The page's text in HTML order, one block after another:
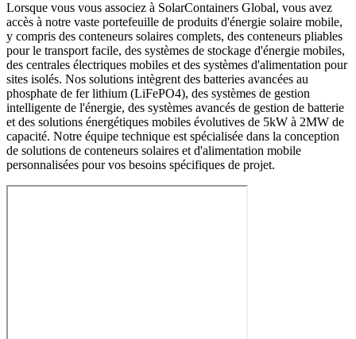
Lorsque vous vous associez à SolarContainers Global, vous avez
accès à notre vaste portefeuille de produits d'énergie solaire mobile,
y compris des conteneurs solaires complets, des conteneurs pliables
pour le transport facile, des systèmes de stockage d'énergie mobiles,
des centrales électriques mobiles et des systèmes d'alimentation pour
sites isolés. Nos solutions intègrent des batteries avancées au
phosphate de fer lithium (LiFePO4), des systèmes de gestion
intelligente de l'énergie, des systèmes avancés de gestion de batterie
et des solutions énergétiques mobiles évolutives de 5kW à 2MW de
capacité. Notre équipe technique est spécialisée dans la conception
de solutions de conteneurs solaires et d'alimentation mobile
personnalisées pour vos besoins spécifiques de projet.